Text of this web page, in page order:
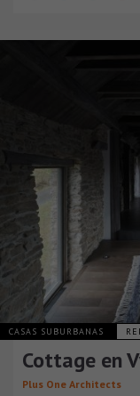
CASAS SUBURBANAS
Cottage en
Plus One Architects